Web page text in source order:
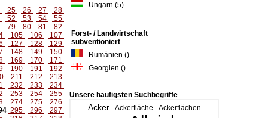
Ungarn (5)
Forst- / Landwirtschaft
subventioniert
Rumänien ()
Georgien ()
Unsere häufigsten Suchbegriffe
Acker Ackerfläche Ackerflächen
25 26 27
28
52 53 54
55
79 80 81
82
105 106
107
127 128
129
148 149
150
169 170
171
190 191
192
211 212
213
232 233
234
253 254
255
274 275
276
295 296
297